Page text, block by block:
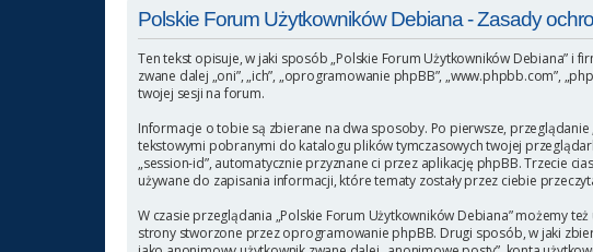
Polskie Forum Użytkowników Debiana - Zasady
Ten tekst opisuje, w jaki sposób „Polskie Forum Użytkowników Debiana” i
zwane dalej „oni”, „ich”, „oprogramowanie phpBB”, „www.phpbb.com”,
twojej sesji na forum.
Informacje o tobie są zbierane na dwa sposoby. Po pierwsze,
tekstowymi pobranymi do katalogu plików tymczasowych twojej
„session-id”, automatycznie przyznane ci przez aplikację phpBB. Trzecie
używane do zapisania informacji, które tematy zostały przez ciebie
W czasie przeglądania „Polskie Forum Użytkowników Debiana” możemy
strony stworzone przez oprogramowanie phpBB. Drugi sposób, w jaki